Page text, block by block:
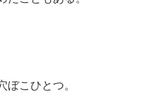
こひとつ。